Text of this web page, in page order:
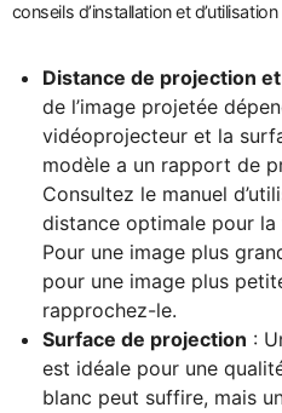
conseils d’installation et
Distance de projection et
de l’image projetée
vidéoprojecteur et la
modèle a un rapport de
Consultez le manuel
distance optimale pour la
Pour une image plus
pour une image plus
rapprochez-le.
Surface de projection :
est idéale pour une
blanc peut suffire, mais